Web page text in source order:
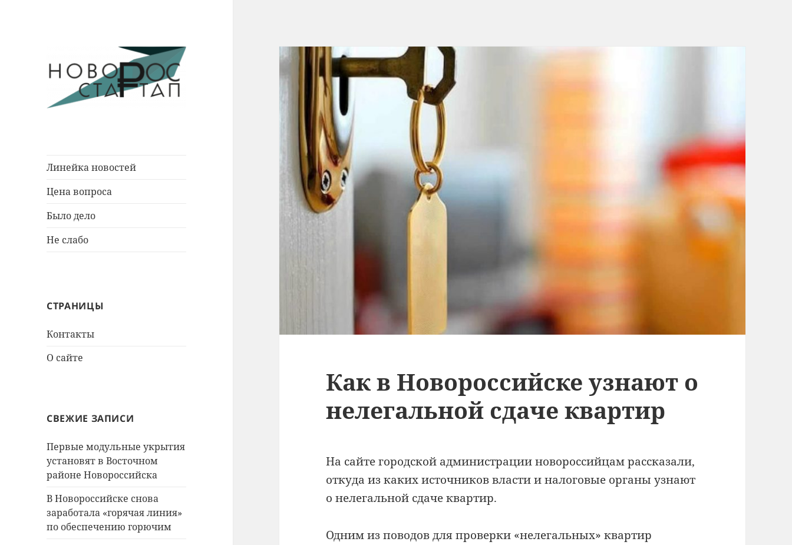
Линейка новостей
Цена вопроса
Было дело
Не слабо
СТРАНИЦЫ
Контакты
О сайте
СВЕЖИЕ ЗАПИСИ
Первые модульные укрытия
установят в Восточном
районе Новороссийска
В Новороссийске снова
заработала «горячая линия»
по обеспечению горючим
Как в Новороссийске узнают о
нелегальной сдаче квартир
На сайте городской администрации новороссийцам рассказали,
откуда из каких источников власти и налоговые органы узнают
о нелегальной сдаче квартир.
Одним из поводов для проверки «нелегальных» квартир